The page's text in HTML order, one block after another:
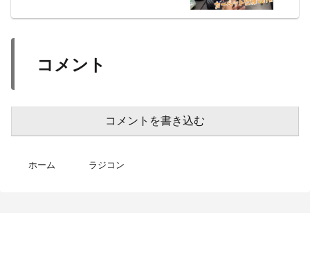
コメント
コメントを書き込む
ホーム ラジコン